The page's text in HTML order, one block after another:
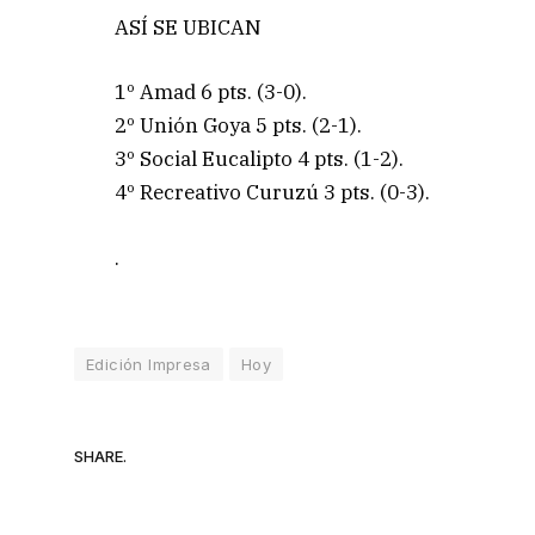
ASÍ SE UBICAN
1º Amad 6 pts. (3-0).
2º Unión Goya 5 pts. (2-1).
3º Social Eucalipto 4 pts. (1-2).
4º Recreativo Curuzú 3 pts. (0-3).
.
Edición Impresa Hoy
SHARE.